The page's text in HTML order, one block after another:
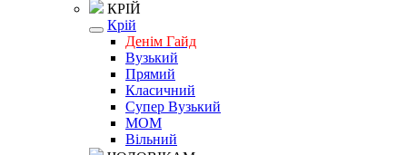
КРІЙ
Крій
Денім Гайд
Вузький
Прямий
Класичний
Супер Вузький
MOM
Вільний